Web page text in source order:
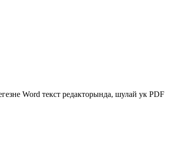
Word текст редакторында, шулай ук PDF